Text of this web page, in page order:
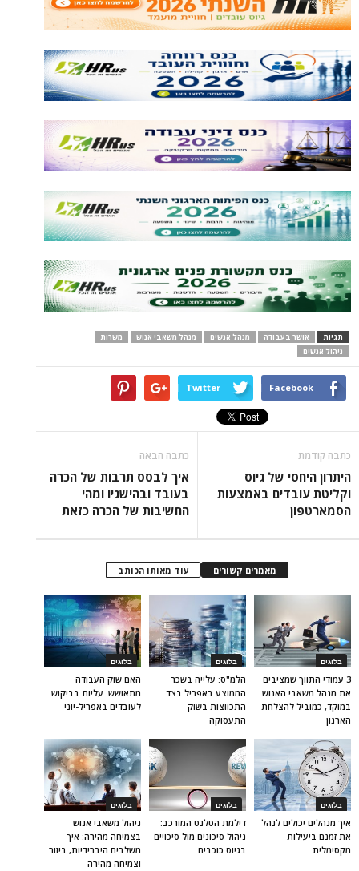
תגיות אושר בעבודה מנהל אנשים מנהל משאבי אנוש
משרות
ניהול אנשים
Facebook
Twitter
כתבה קודמת
היתרון היחסי של גיוס
וקליטת עובדים באמצעות
הסמארטפון
כתבה הבאה
איך לבסס תרבות של הכרה
בעובד ובהישגיו ומהי
החשיבות של הכרה כזאת
מאמרים קשורים עוד מאותו הכותב
בלוגים
האם שוק העבודה
מתאושש: עליות בביקוש
לעובדים באפריל-יוני
בלוגים
הלמ"ס: עלייה בשכר
הממוצע באפריל בצד
התכווצות בשוק
התעסוקה
בלוגים
3 עמודי התווך שמציבים
את מנהל משאבי האנוש
במוקד, כמוביל להצלחת
הארגון
בלוגים
ניהול משאבי אנוש
בצמיחה מהירה: איך
משלבים היברידיות, ביזור
וצמיחה מהירה
בלוגים
דילמת הטלנט המורכב:
ניהול סיכונים מול סיכויים
בגיוס כוכבים
בלוגים
איך מנהלים יכולים לנהל
את זמנם ביעילות
מקסימלית